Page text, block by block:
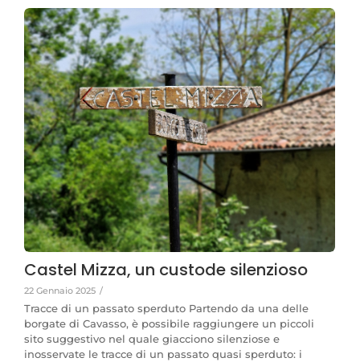
Castel Mizza, un custode silenzioso
22 Gennaio 2025 /
Tracce di un passato sperduto Partendo da una delle
borgate di Cavasso, è possibile raggiungere un piccoli
sito suggestivo nel quale giacciono silenziose e
inosservate le tracce di un passato quasi sperduto: i